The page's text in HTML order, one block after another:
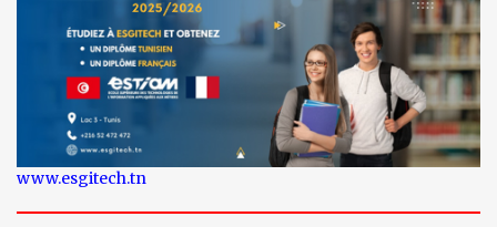
www.esgitech.tn